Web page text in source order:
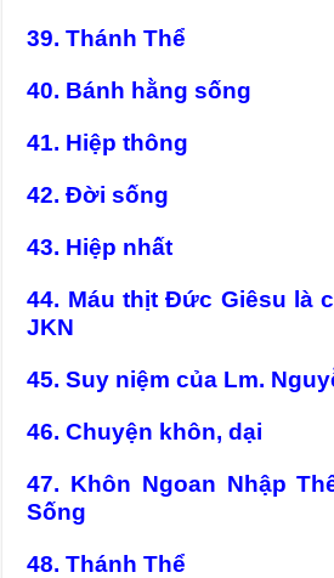
39. Thánh Thể
40. Bánh hằng sống
41. Hiệp thông
42. Đời sống
43. Hiệp nhất
44. Máu thịt Đức Giêsu là
JKN
45. Suy niệm của Lm.
46. Chuyện khôn, dại
47. Khôn Ngoan Nhập
Sống
48. Thánh Thể